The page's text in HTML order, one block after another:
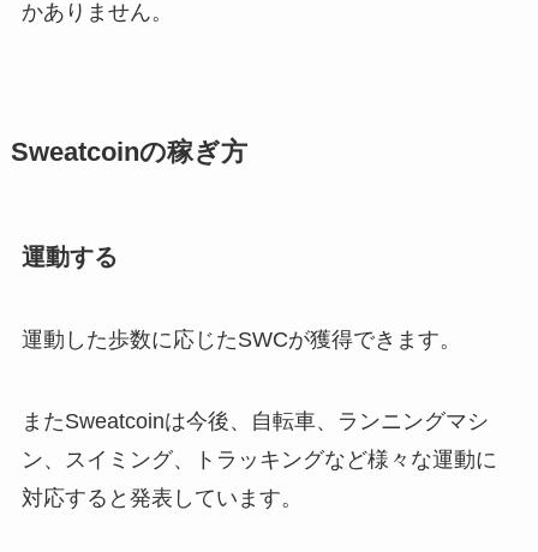
かありません。
Sweatcoinの稼ぎ方
運動する
運動した歩数に応じたSWCが獲得できます。
またSweatcoinは今後、自転車、ランニングマシ
ン、スイミング、トラッキングなど様々な運動に
対応すると発表しています。